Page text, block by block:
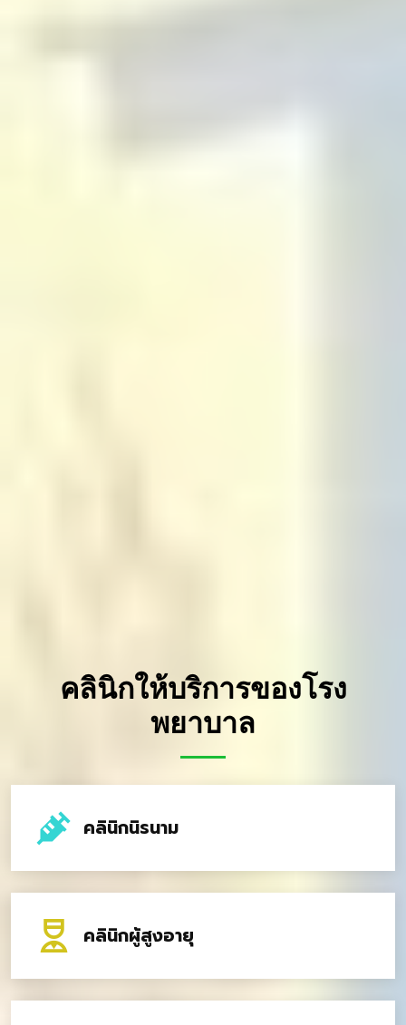
คลินิกให้บริการของโรง
พยาบาล
คลินิกนิรนาม
คลินิกผู้สูงอายุ